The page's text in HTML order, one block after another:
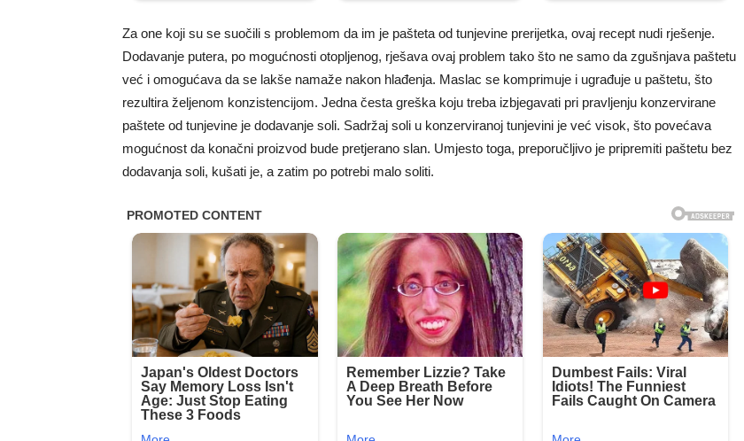
Za one koji su se suočili s problemom da im je pašteta od tunjevine prerijetka, ovaj recept nudi rješenje.
Dodavanje putera, po mogućnosti otopljenog, rješava ovaj problem tako što ne samo da zgušnjava paštetu
već i omogućava da se lakše namaže nakon hlađenja. Maslac se komprimuje i ugrađuje u paštetu, što
rezultira željenom konzistencijom. Jedna česta greška koju treba izbjegavati pri pravljenju konzervirane
paštete od tunjevine je dodavanje soli. Sadržaj soli u konzerviranoj tunjevini je već visok, što povećava
mogućnost da konačni proizvod bude pretjerano slan. Umjesto toga, preporučljivo je pripremiti paštetu bez
dodavanja soli, kušati je, a zatim po potrebi malo soliti.